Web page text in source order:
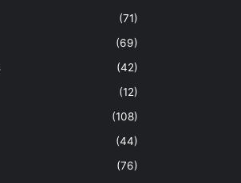
(71)
(69)
(42)
(12)
(108)
(44)
(76)